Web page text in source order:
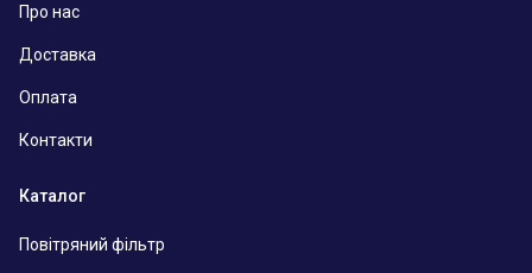
Про нас
Доставка
Оплата
Контакти
Каталог
Повітряний фільтр